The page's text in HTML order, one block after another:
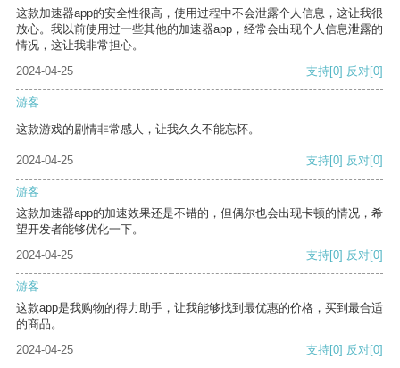
这款加速器app的安全性很高，使用过程中不会泄露个人信息，这让我很
放心。我以前使用过一些其他的加速器app，经常会出现个人信息泄露的
情况，这让我非常担心。
2024-04-25
支持[0] 反对[0]
游客
这款游戏的剧情非常感人，让我久久不能忘怀。
2024-04-25 支持[0] 反对[0]
游客
这款加速器app的加速效果还是不错的，但偶尔也会出现卡顿的情况，希
望开发者能够优化一下。
2024-04-25
支持[0] 反对[0]
游客
这款app是我购物的得力助手，让我能够找到最优惠的价格，买到最合适
的商品。
2024-04-25
支持[0] 反对[0]